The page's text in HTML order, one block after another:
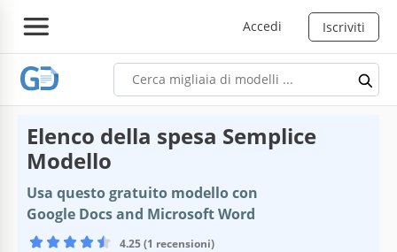
Accedi Iscriviti
Elenco della spesa Semplice
Modello
Usa questo gratuito modello con
Google Docs and Microsoft Word
4.25 (1 recensioni)